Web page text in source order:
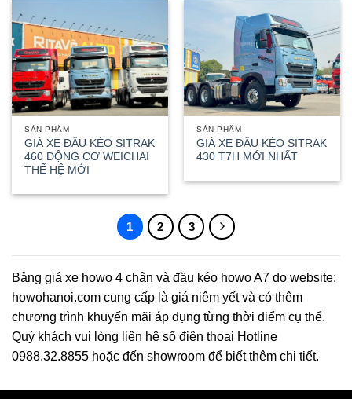
SẢN PHẨM
GIÁ XE ĐẦU KÉO SITRAK
460 ĐỘNG CƠ WEICHAI
THẾ HỆ MỚI
SẢN PHẨM
GIÁ XE ĐẦU KÉO SITRAK
430 T7H MỚI NHẤT
1 2 3
Bảng giá xe howo 4 chân và đầu kéo howo A7 do website:
howohanoi.com cung cấp là giá niêm yết và có thêm
chương trình khuyến mãi áp dụng từng thời điểm cụ thể.
Quý khách vui lòng liên hệ số điện thoại Hotline
0988.32.8855 hoặc đến showroom để biết thêm chi tiết.